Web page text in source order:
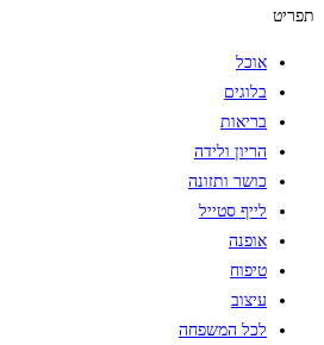
תפריט
אוכל
בלוגים
בריאות
הריון ולידה
כושר ותזונה
לייף סטייל
אופנה
טיפוח
עיצוב
לכל המשפחה